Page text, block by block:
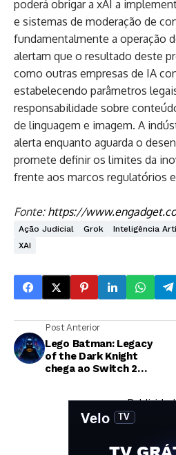
poderá obrigar a xAI a
e sistemas de moderação de
fundamentalmente a operação
alertam que o resultado deste
como outras empresas de IA
estabelecendo parâmetros
responsabilidade sobre
de linguagem e imagem. A
alerta enquanto aguarda o
promete definir os limites da
frente aos marcos regulatórios
Fonte: https://
Ação Judicial Grok Inteligência
XAI
Post Anterior
Lego Batman: Legacy
of the Dark Knight
chega ao Switch 2
—